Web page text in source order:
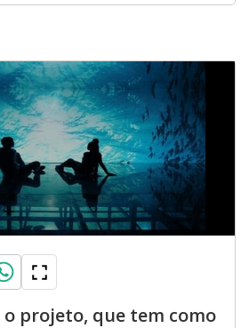
projeto, que tem como